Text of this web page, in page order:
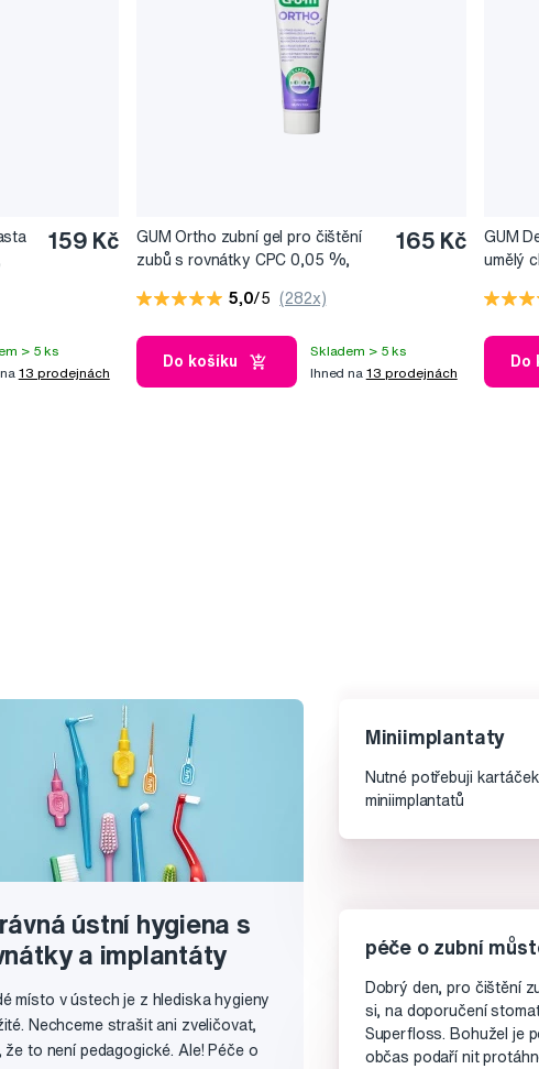
159 Kč
> 5 ks
13 prodejnách
GUM Ortho zubní gel pro čištění
zubů s rovnátky CPC 0,05 %,
165 Kč
5,0/5 (282x)
Do košíku
Skladem > 5 ks
Ihned na 13 prodejnách
GUM
umělý
Do
ústní hygiena s
a implantáty
místo v ústech je z hlediska hygieny
Nechceme strašit ani zveličovat,
že to není pedagogické. Ale! Péče o
Miniimplantaty
Nutné potřebuji
miniimplantatů
péče o zubní
Dobrý den, pro čištění
si, na doporučení
Superfloss. Bohužel je
občas podaří nit